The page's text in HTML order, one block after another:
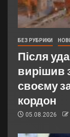
БЕЗ РУБРИКИ
Після
вирішив
своєму
кордон
05.08.2026